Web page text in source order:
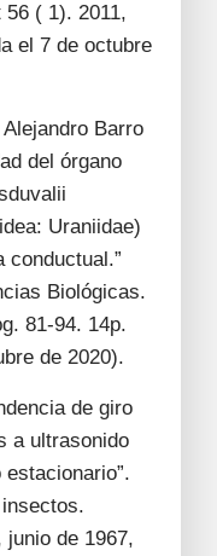
( 1). 2011,
el 7 de octubre
Barro
del órgano
Uraniidae)
conductual.”
Biológicas.
81-94. 14p.
de 2020).
de giro
a ultrasonido
junio de 1967,